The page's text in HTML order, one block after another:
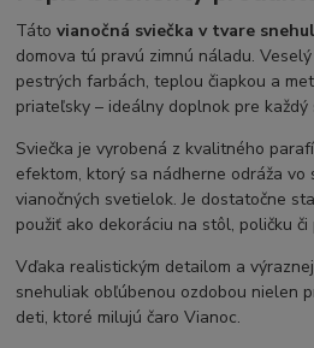
Tátovianočná sviečka v tvare
domova tú pravú zimnú náladu.
pestrých farbách, teplou čiapkou a
priateľsky – ideálny doplnok pre každý
Sviečka je vyrobená z kvalitného
efektom, ktorý sa nádherne odráža vo
vianočných svetielok. Je dostatočne
použiť ako dekoráciu na stôl, poličku či
Vďaka realistickým detailom a
snehuliak obľúbenou ozdobou nielen
deti, ktoré milujú čaro Vianoc.